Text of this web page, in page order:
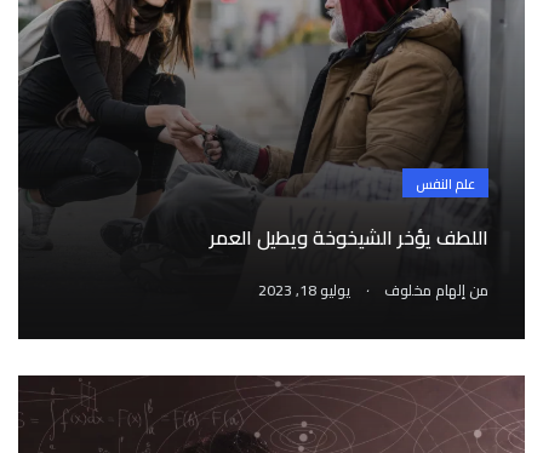
علم النفس
اللطف يؤخر الشيخوخة ويطيل العمر
منإلهام مخلوف . يوليو 18, 2023